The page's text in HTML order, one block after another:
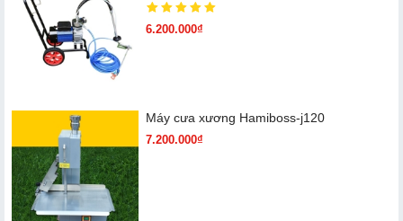
6.200.000₫
Máy cưa xương Hamiboss-j120
7.200.000₫